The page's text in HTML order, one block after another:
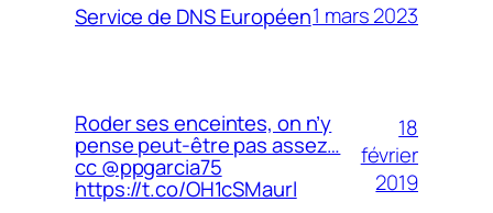
Service de DNS Européen1 mars 2023
Roder ses enceintes, on n’y
pense peut-être pas assez…
cc @ppgarcia75
https://t.co/OH1cSMaurl
18
février
2019